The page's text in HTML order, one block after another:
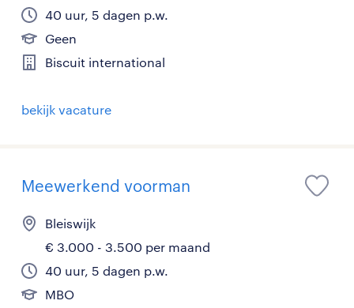
40 uur, 5 dagen p.w.
Geen
Biscuit international
bekijk vacature
Meewerkend voorman
Bleiswijk
€ 3.000 - 3.500 per maand
40 uur, 5 dagen p.w.
MBO